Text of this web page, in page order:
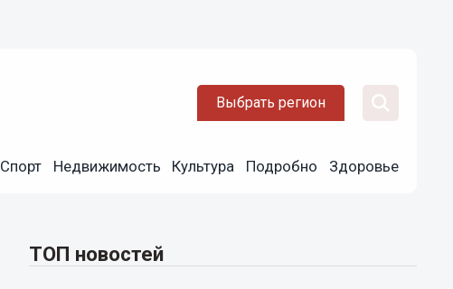
Выбрать регион
Спорт Недвижимость Культура Подробно Здоровье
ТОП новостей